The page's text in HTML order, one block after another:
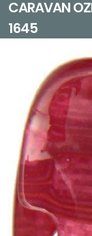
CARAVAN
1645